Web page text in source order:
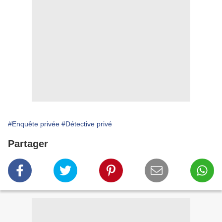
#Enquête privée #Détective privé
Partager